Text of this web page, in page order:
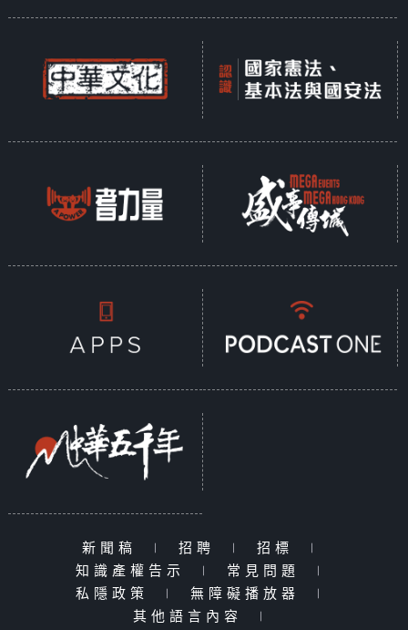
新聞稿 | 招聘 | 招標
|
知識產權告示
| 常見問題
|
私隱政策
| 無障礙播放器
|
其他語言內容
|